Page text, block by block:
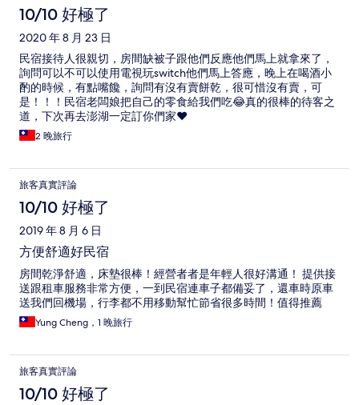
10/10 好極了
2020 年 8 月 23 日
民宿接待人很親切，房間缺被子跟他們反應他們馬上就拿來了，
詢問可以不可以使用電視玩switch他們馬上答應，晚上在喝酒小
酌的時候，有點嘴饞，詢問有沒有賣餅乾，很可惜沒有賣，可
是！！！民宿老闆娘把自己的零食給我們吃😂真的很棒的待客之
道，下次再去澎湖一定訂你們家❤️
2 晚旅行
旅客真實評論
10/10 好極了
2019 年 8 月 6 日
方便舒適好民宿
房間乾淨舒適，床墊很棒！經營者者是年輕人很好溝通！ 提供接
送跟租車服務非常方便，一到民宿連車子都備妥了，還車時原車
送我們回機場，行李都不用移動幫忙節省很多時間！值得推薦
Yung Cheng，1 晚旅行
旅客真實評論
10/10 好極了